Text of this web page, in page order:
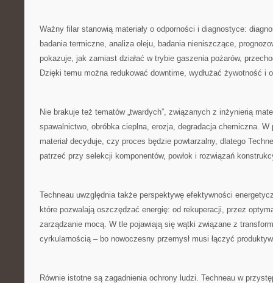
Ważny filar stanowią materiały o odporności i diagnostyce:
badania termiczne, analiza oleju, badania nieniszczące,
pokazuje, jak zamiast działać w trybie gaszenia pożarów,
Dzięki temu można redukować downtime, wydłużać żywotność i
Nie brakuje też tematów „twardych”, związanych z inżynierią
spawalnictwo, obróbka cieplna, erozja, degradacja chemiczna.
materiał decyduje, czy proces będzie powtarzalny, dlatego
patrzeć przy selekcji komponentów, powłok i rozwiązań
Techneau uwzględnia także perspektywę efektywności
które pozwalają oszczędzać energię: od rekuperacji, przez
zarządzanie mocą. W tle pojawiają się wątki związane z
cyrkularnością – bo nowoczesny przemysł musi łączyć
Równie istotne są zagadnienia ochrony ludzi. Techneau w